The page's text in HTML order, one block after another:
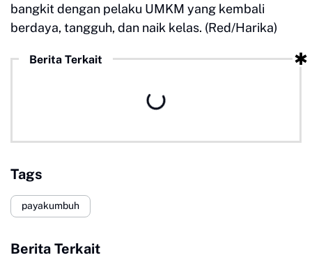
bangkit dengan pelaku UMKM yang kembali
berdaya, tangguh, dan naik kelas. (Red/Harika)
Berita Terkait
Tags
payakumbuh
Berita Terkait